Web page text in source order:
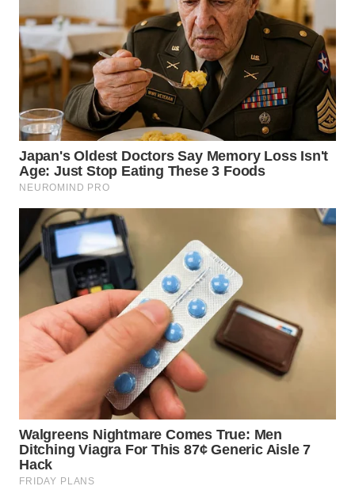
WN
BINJAI
WN
CIREBON
WN
INDRAMAYU
WN
KUNINGAN
WN
MAJALENGKA
WN
SUBANG
WN
SUKABUMI
WN
PURWAKARTA